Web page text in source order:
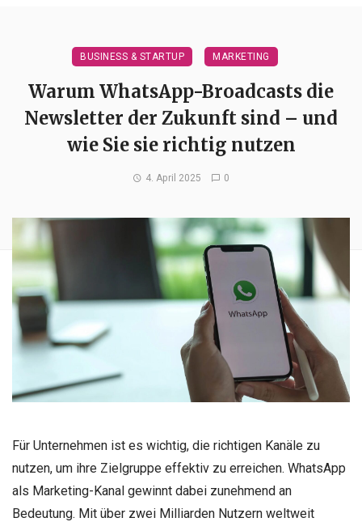
BUSINESS & STARTUP MARKETING
Warum WhatsApp-Broadcasts die
Newsletter der Zukunft sind – und
wie Sie sie richtig nutzen
4. April 2025 0
Für Unternehmen ist es wichtig, die richtigen Kanäle zu
nutzen, um ihre Zielgruppe effektiv zu erreichen. WhatsApp
als Marketing-Kanal gewinnt dabei zunehmend an
Bedeutung. Mit über zwei Milliarden Nutzern weltweit